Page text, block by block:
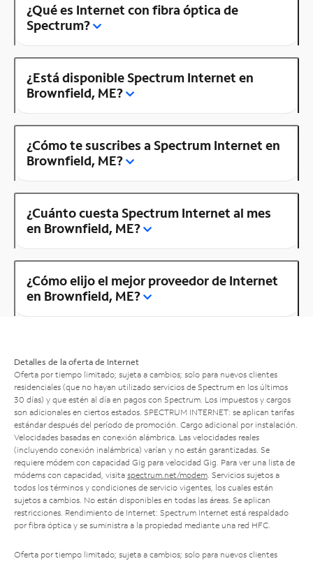
¿Qué es Internet con fibra óptica de
Spectrum?
¿Está disponible Spectrum Internet en
Brownfield, ME?
¿Cómo te suscribes a Spectrum Internet en
Brownfield, ME?
¿Cuánto cuesta Spectrum Internet al mes
en Brownfield, ME?
¿Cómo elijo el mejor proveedor de Internet
en Brownfield, ME?
Detalles de la oferta de Internet
Oferta por tiempo limitado; sujeta a cambios; solo para nuevos clientes
residenciales (que no hayan utilizado servicios de Spectrum en los últimos
30 días) y que estén al día en pagos con Spectrum. Los impuestos y cargos
son adicionales en ciertos estados. SPECTRUM INTERNET: se aplican tarifas
estándar después del período de promoción. Cargo adicional por instalación.
Velocidades basadas en conexión alámbrica. Las velocidades reales
(incluyendo conexión inalámbrica) varían y no están garantizadas. Se
requiere módem con capacidad Gig para velocidad Gig. Para ver una lista de
módems con capacidad, visita spectrum.net/modem . Servicios sujetos a
todos los términos y condiciones de servicio vigentes, los cuales están
sujetos a cambios. No están disponibles en todas las áreas. Se aplican
restricciones. Rendimiento de Internet: Spectrum Internet está respaldado
por fibra óptica y se suministra a la propiedad mediante una red HFC.
Oferta por tiempo limitado; sujeta a cambios; solo para nuevos clientes